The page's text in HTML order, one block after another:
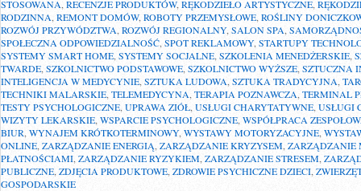
STOSOWANA RECENZJE PRODUKTÓW, RĘKODZIEŁO ARTYSTYCZNE,
RODZINNA REMONT DOMÓW, ROBOTY PRZEMYSŁOWE ROŚLINY
ROZWÓJ PRZYWÓDZTWA ROZWÓJ REGIONALNY, SALON SPA,
SPOŁECZNA ODPOWIEDZIALNOŚĆ SPOT REKLAMOWY, STARTUPY
SYSTEMY SMART HOME SYSTEMY SOCJALNE SZKOLENIA MENEDŻERSKIE
TWARDE SZKOLNICTWO PODSTAWOWE SZKOLNICTWO WYŻSZE SZTUCZNA
INTELIGENCJA W MEDYCYNIE SZTUKA LUDOWA, SZTUKA TRADYCYJNA
TECHNIKI MALARSKIE, TELEMEDYCYNA TERAPIA POZNAWCZA TERMINAL
TESTY PSYCHOLOGICZNE UPRAWA ZIÓŁ USŁUGI CHARYTATYWNE USŁUGI
WIZYTY LEKARSKIE WSPARCIE PSYCHOLOGICZNE WSPÓŁPRACA
BIUR, WYNAJEM KRÓTKOTERMINOWY, WYSTAWY MOTORYZACYJNE,
ONLINE, ZARZĄDZANIE ENERGIĄ ZARZĄDZANIE KRYZYSEM, ZARZĄDZANIE
PŁATNOŚCIAMI ZARZĄDZANIE RYZYKIEM ZARZĄDZANIE STRESEM
PUBLICZNE ZDJĘCIA PRODUKTOWE ZDROWIE PSYCHICZNE DZIECI
GOSPODARSKIE